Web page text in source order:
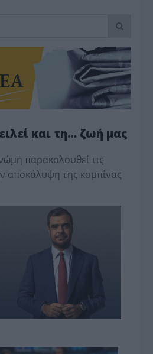
και τη… ζωή μας
παρακολουθεί τις
αποκάλυψη της κο­μπίνας